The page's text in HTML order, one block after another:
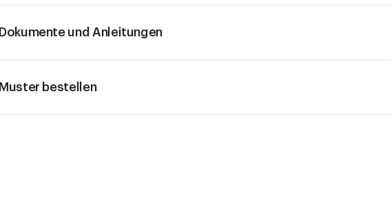
Dokumente und Anleitungen
Muster bestellen